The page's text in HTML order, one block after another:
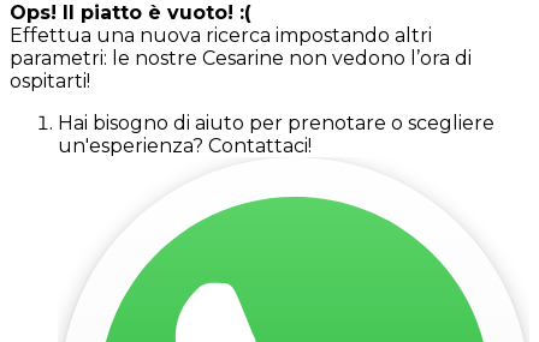
Ops! Il piatto è vuoto! :(
Effettua una nuova ricerca impostando altri
parametri: le nostre Cesarine non vedono l’ora di
ospitarti!
Hai bisogno di aiuto per prenotare o scegliere
un'esperienza? Contattaci!